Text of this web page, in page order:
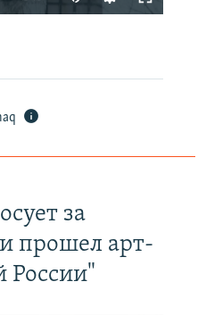
за
прошел арт-
России"